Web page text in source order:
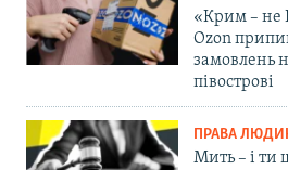
«Крим – не
Ozon
замовлень
півострові
ПРАВА
Мить – і ти